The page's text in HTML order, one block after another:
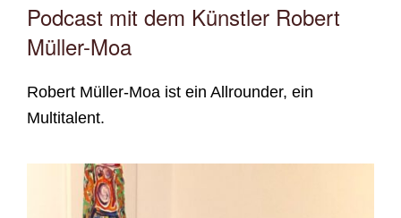
Podcast mit dem Künstler Robert
Müller-Moa
Robert Müller-Moa ist ein Allrounder, ein
Multitalent.